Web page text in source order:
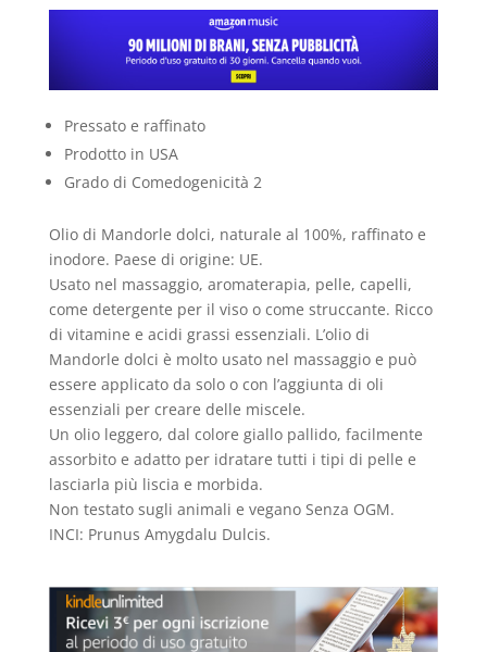
Pressato e raffinato
Prodotto in USA
Grado di Comedogenicità 2
Olio di Mandorle dolci, naturale al 100%, raffinato e
inodore. Paese di origine: UE.
Usato nel massaggio, aromaterapia, pelle, capelli,
come detergente per il viso o come struccante. Ricco
di vitamine e acidi grassi essenziali. L’olio di
Mandorle dolci è molto usato nel massaggio e può
essere applicato da solo o con l’aggiunta di oli
essenziali per creare delle miscele.
Un olio leggero, dal colore giallo pallido, facilmente
assorbito e adatto per idratare tutti i tipi di pelle e
lasciarla più liscia e morbida.
Non testato sugli animali e vegano Senza OGM.
INCI: Prunus Amygdalu Dulcis.